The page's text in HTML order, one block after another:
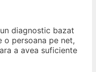
diagnostic bazat
o persoana pe net,
a avea suficiente